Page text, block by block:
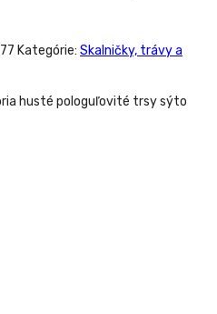
Kategórie: Skalničky, trávy a
husté pologuľovité trsy sýto